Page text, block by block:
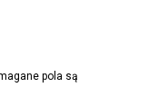
pola są